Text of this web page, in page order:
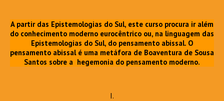
A partir das Epistemologias do Sul, este curso procura ir além
do conhecimento moderno eurocêntrico ou, na linguagem das
Epistemologias do Sul, do pensamento abissal. O
pensamento abissal é uma metáfora de Boaventura de Sousa
Santos sobre a hegemonia do pensamento moderno.
I.